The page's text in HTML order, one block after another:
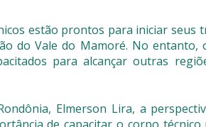
estão prontos para iniciar seus
do Vale do Mamoré. No entanto,
para alcançar outras
Elmerson Lira, a